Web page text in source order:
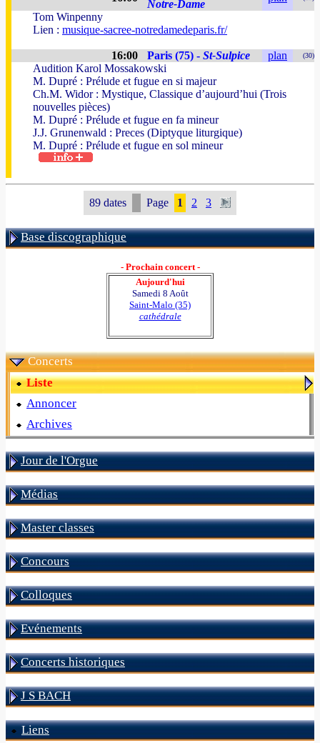
Notre-Dame
Tom Winpenny
Lien : musique-sacree-notredamedeparis.fr/
16:00 Paris (75) - St-Sulpice plan (30)
Audition Karol Mossakowski
M. Dupré : Prélude et fugue en si majeur
Ch.M. Widor : Mystique, Classique d’aujourd’hui (Trois
nouvelles pièces)
M. Dupré : Prélude et fugue en fa mineur
J.J. Grunenwald : Preces (Diptyque liturgique)
M. Dupré : Prélude et fugue en sol mineur
89 dates Page 1 2 3
Base discographique
- Prochain concert -
Aujourd'hui
Samedi 8 Août
Saint-Malo (35)
cathédrale
Concerts
Liste
Annoncer
Archives
Jour de l'Orgue
Médias
Master classes
Concours
Colloques
Evénements
Concerts historiques
J S BACH
Liens